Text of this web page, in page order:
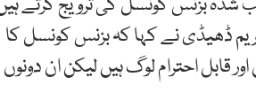
کریم ڈھیڈی نے کہا کہ بزنس کونسل کا
قابل احترام لوگ ہیں لیکن ان دونوں